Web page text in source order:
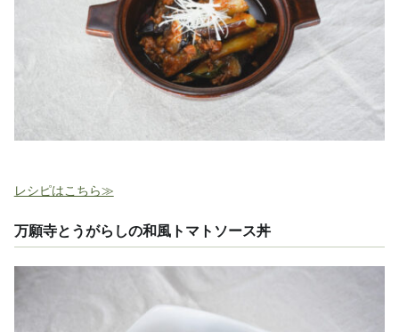
レシピはこちら≫
万願寺とうがらしの和風トマトソース丼